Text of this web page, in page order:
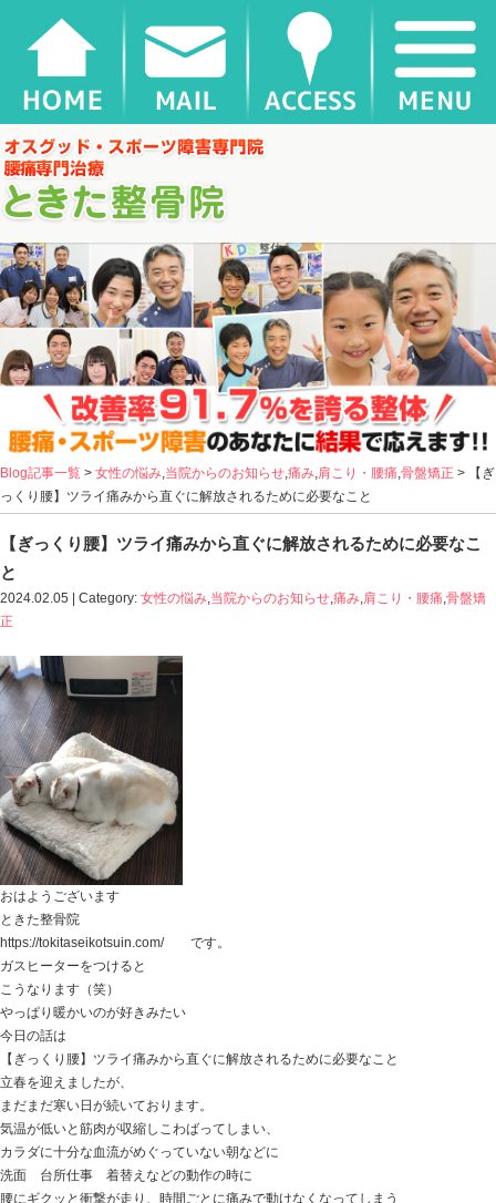
【ぎっくり腰】ツライ痛みから直ぐに解放されるために必要なこと |
Blog記事一覧>女性の悩み
っくり腰】ツライ痛みから直ぐに解放されるために必要
【ぎっくり腰】ツライ痛みから直ぐに解放さ
と
2024.02.05 | Category:
正